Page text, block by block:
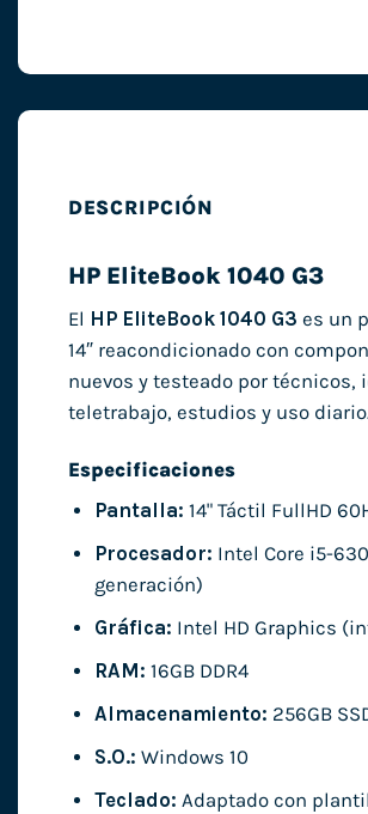
DESCRIPCIÓN
HP EliteBook 1040 G3
El HP EliteBook 1040 G3 es un
14″ reacondicionado con
nuevos y testeado por técnicos,
teletrabajo, estudios y uso
Especificaciones
Pantalla: 14" Táctil FullHD
Procesador: Intel Core i5-
generación)
Gráfica: Intel HD Graphics
RAM: 16GB DDR4
Almacenamiento: 256GB
S.O.: Windows 10
Teclado: Adaptado con